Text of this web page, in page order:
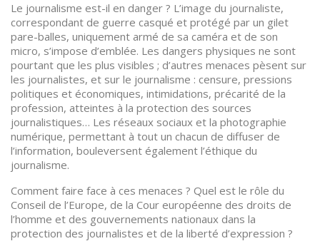
Le journalisme est-il en danger ? L’image du journaliste,
correspondant de guerre casqué et protégé par un gilet
pare-balles, uniquement armé de sa caméra et de son
micro, s’impose d’emblée. Les dangers physiques ne sont
pourtant que les plus visibles ; d’autres menaces pèsent sur
les journalistes, et sur le journalisme : censure, pressions
politiques et économiques, intimidations, précarité de la
profession, atteintes à la protection des sources
journalistiques… Les réseaux sociaux et la photographie
numérique, permettant à tout un chacun de diffuser de
l’information, bouleversent également l’éthique du
journalisme.
Comment faire face à ces menaces ? Quel est le rôle du
Conseil de l’Europe, de la Cour européenne des droits de
l’homme et des gouvernements nationaux dans la
protection des journalistes et de la liberté d’expression ?